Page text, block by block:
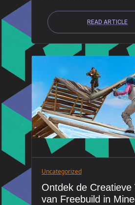
READ ARTICLE
Uncategorized
Ontdek de Creatieve
van Freebuild in